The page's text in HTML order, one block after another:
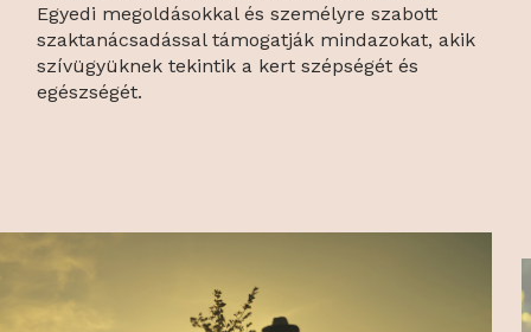
Egyedi megoldásokkal és személyre szabott
szaktanácsadással támogatják mindazokat, akik
szívügyüknek tekintik a kert szépségét és
egészségét.